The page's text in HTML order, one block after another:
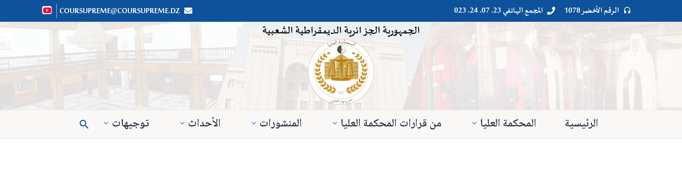

 الرقم الأخضر 1078 
 المجمع الهاتفي 23. 07. 24. 023 

COURSUPREME@COURSUPREME.DZ
الجمهورية الجزائرية الديمقراطية الشعبية
الرئيسية المحكمة العليا من قرارات المحكمة العليا المنشورات الأحداث توجيهات 